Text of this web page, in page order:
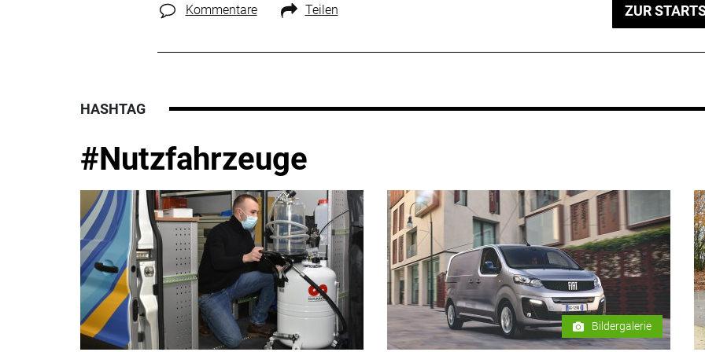
Kommentare Teilen ZUR
HASHTAG
#Nutzfahrzeuge
Bildergalerie